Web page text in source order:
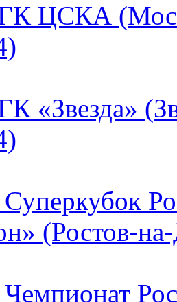
ЦСКА
«Звезда»
(Ростов-